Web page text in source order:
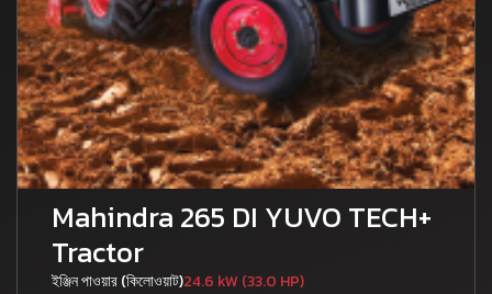
Mahindra 265 DI YUVO TECH+
Tractor
ইঞ্জিন পাওয়ার (কিলোওয়াট)24.6 kW (33.0 HP)